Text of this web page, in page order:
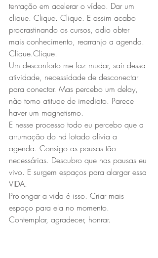
tentação em acelerar o vídeo. Dar um
clique. Clique. Clique. E assim acabo
procrastinando os cursos, adio obter
mais conhecimento, rearranjo a agenda.
Clique.Clique.
Um desconforto me faz mudar, sair dessa
atividade, necessidade de desconectar
para conectar. Mas percebo um delay,
não tomo atitude de imediato. Parece
haver um magnetismo.
E nesse processo todo eu percebo que a
arrumação do hd lotado alivia a
agenda. Consigo as pausas tão
necessárias. Descubro que nas pausas eu
vivo. E surgem espaços para alargar essa
VIDA.
Prolongar a vida é isso. Criar mais
espaço para ela no momento.
Contemplar, agradecer, honrar.